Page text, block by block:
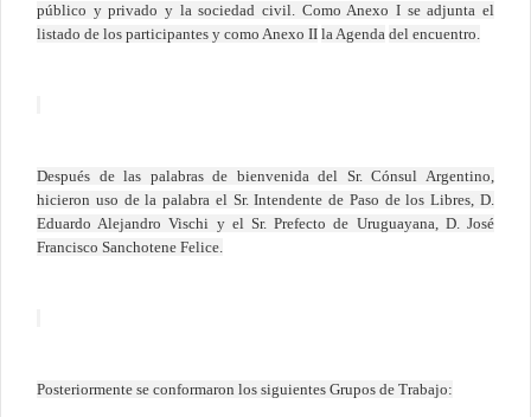
público y privado y la sociedad civil. Como Anexo I se adjunta el
listado de los participantes y como Anexo II la Agenda del encuentro.
Después de las palabras de bienvenida del Sr. Cónsul Argentino,
hicieron uso de la palabra el Sr. Intendente de Paso de los Libres, D.
Eduardo Alejandro Vischi y el Sr. Prefecto de Uruguayana, D. José
Francisco Sanchotene Felice.
Posteriormente se conformaron los siguientes Grupos de Trabajo: